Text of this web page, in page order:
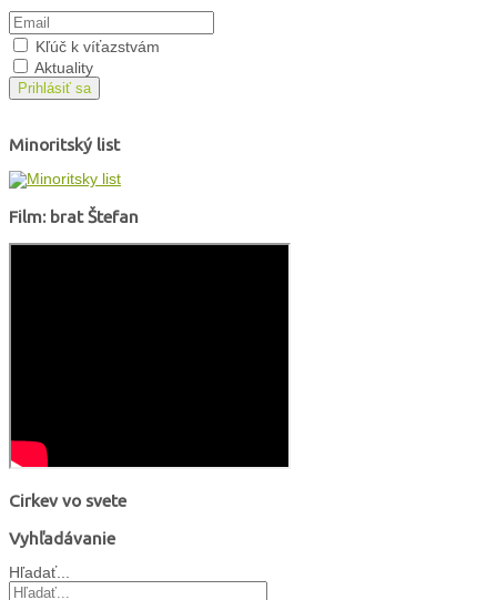
Kľúč k víťazstvám
Aktuality
Prihlásiť sa
Minoritský list
Film: brat Štefan
Cirkev vo svete
Vyhľadávanie
Hľadať...